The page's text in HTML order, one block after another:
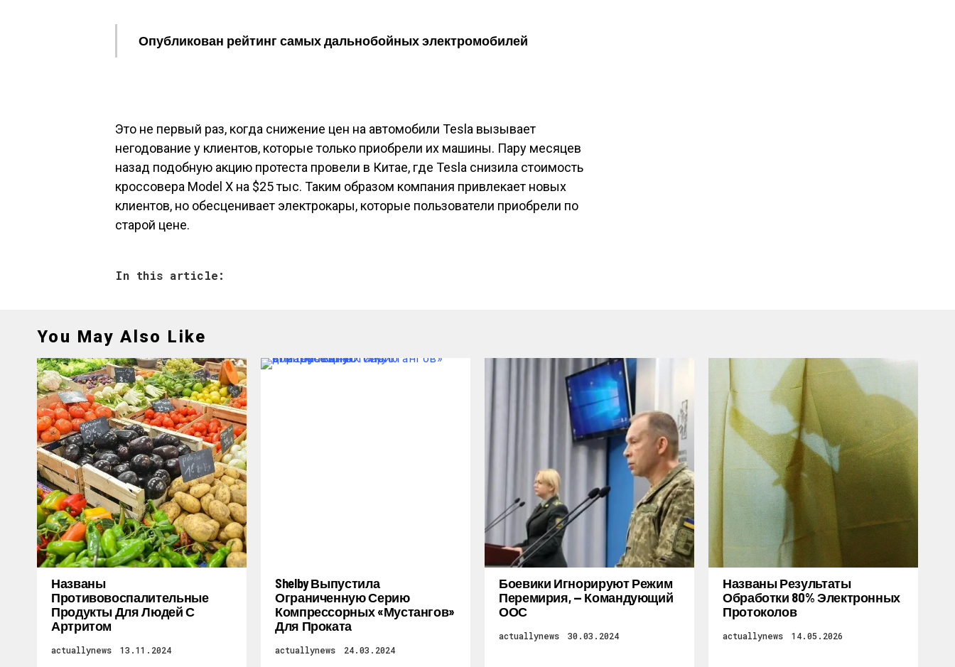
Опубликован рейтинг самых дальнобойных электромобилей
Это не первый раз, когда снижение цен на автомобили Tesla вызывает
негодование у клиентов, которые только приобрели их машины. Пару месяцев
назад подобную акцию протеста провели в Китае, где Tesla снизила стоимость
кроссовера Model X на $25 тыс. Таким образом компания привлекает новых
клиентов, но обесценивает электрокары, которые пользователи приобрели по
старой цене.
In this article:
You May Also Like
Названы
Противовоспалительные
Продукты Для Людей С
Артритом
actuallynews 13.11.2024
Shelby Выпустила
Ограниченную Серию
Компрессорных «Мустангов»
Для Проката
actuallynews 24.03.2024
Боевики Игнорируют Режим
Перемирия, — Командующий
ООС
actuallynews 30.03.2024
Названы Результаты
Обработки 80% Электронных
Протоколов
actuallynews 14.05.2026